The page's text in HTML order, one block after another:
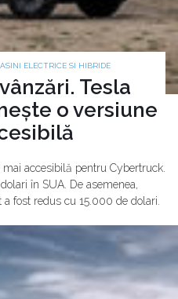
ELECTRICE SI HIBRIDE
Tesla
o versiune
accesibilă pentru Cybertruck.
în SUA. De asemenea,
fost redus cu 15.000 de dolari.